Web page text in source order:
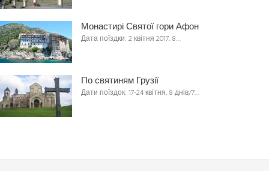
Монастирі Святої гори Афон
Дата поїздки: 2 квітня 2017, 8…
По святиням Грузії
Дати поїздок: 17-24 квітня, 8 днів/7…